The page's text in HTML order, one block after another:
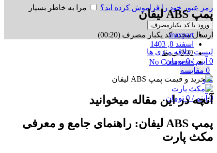
رمز عبور خود را فراموش کرده اید؟ مرا به خاطر بسپار
ورود با کد یکبارمصرف
ارسال مجدد کد یکبار مصرف (00:
20
)
لیست علاقه مندی ها
0 آیتم /
0 تومان
0 مقایسه
منو
0 آیتم /
0 تومان
پمپ ABS لیفان
maxpart
اسفند 8, 1403
2:32 ب.ظ
No Comments
آنچه در این مقاله میخوانید
پمپ ABS لیفان: راهنمای جامع و معرفی
مکث پارت